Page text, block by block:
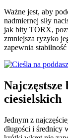
Ważne jest, aby
nadmiernej siły
jak bity TORX,
zmniejsza ryzyko
zapewnia stabilność
ciesielskich
Jednym z
długości i średnicy